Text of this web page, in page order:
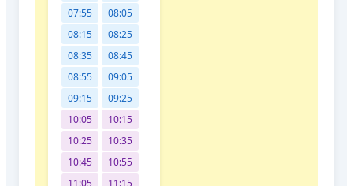
07:55
08:05
08:15
08:25
08:35
08:45
08:55
09:05
09:15
09:25
10:05
10:15
10:25
10:35
10:45
10:55